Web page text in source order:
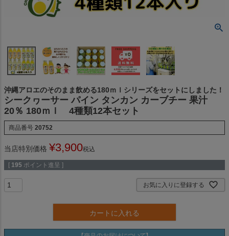
沖縄アロエのそのまま飲める180ｍｌシリーズをセットにしました！
シークヮーサー パイン タンカン カーブチー 果汁
20％ 180ｍｌ 4種類12本セット
商品番号 20752
当店特別価格 ¥3,900税込
[ 195 ポイント進呈 ]
お気に入りに登録する
カートに入れる